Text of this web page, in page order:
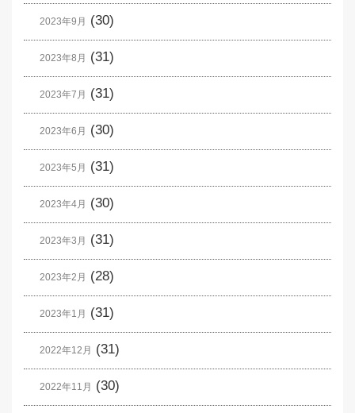
2023年9月 (30)
2023年8月 (31)
2023年7月 (31)
2023年6月 (30)
2023年5月 (31)
2023年4月 (30)
2023年3月 (31)
2023年2月 (28)
2023年1月 (31)
2022年12月 (31)
2022年11月 (30)